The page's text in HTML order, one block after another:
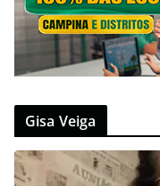
Gisa Veiga